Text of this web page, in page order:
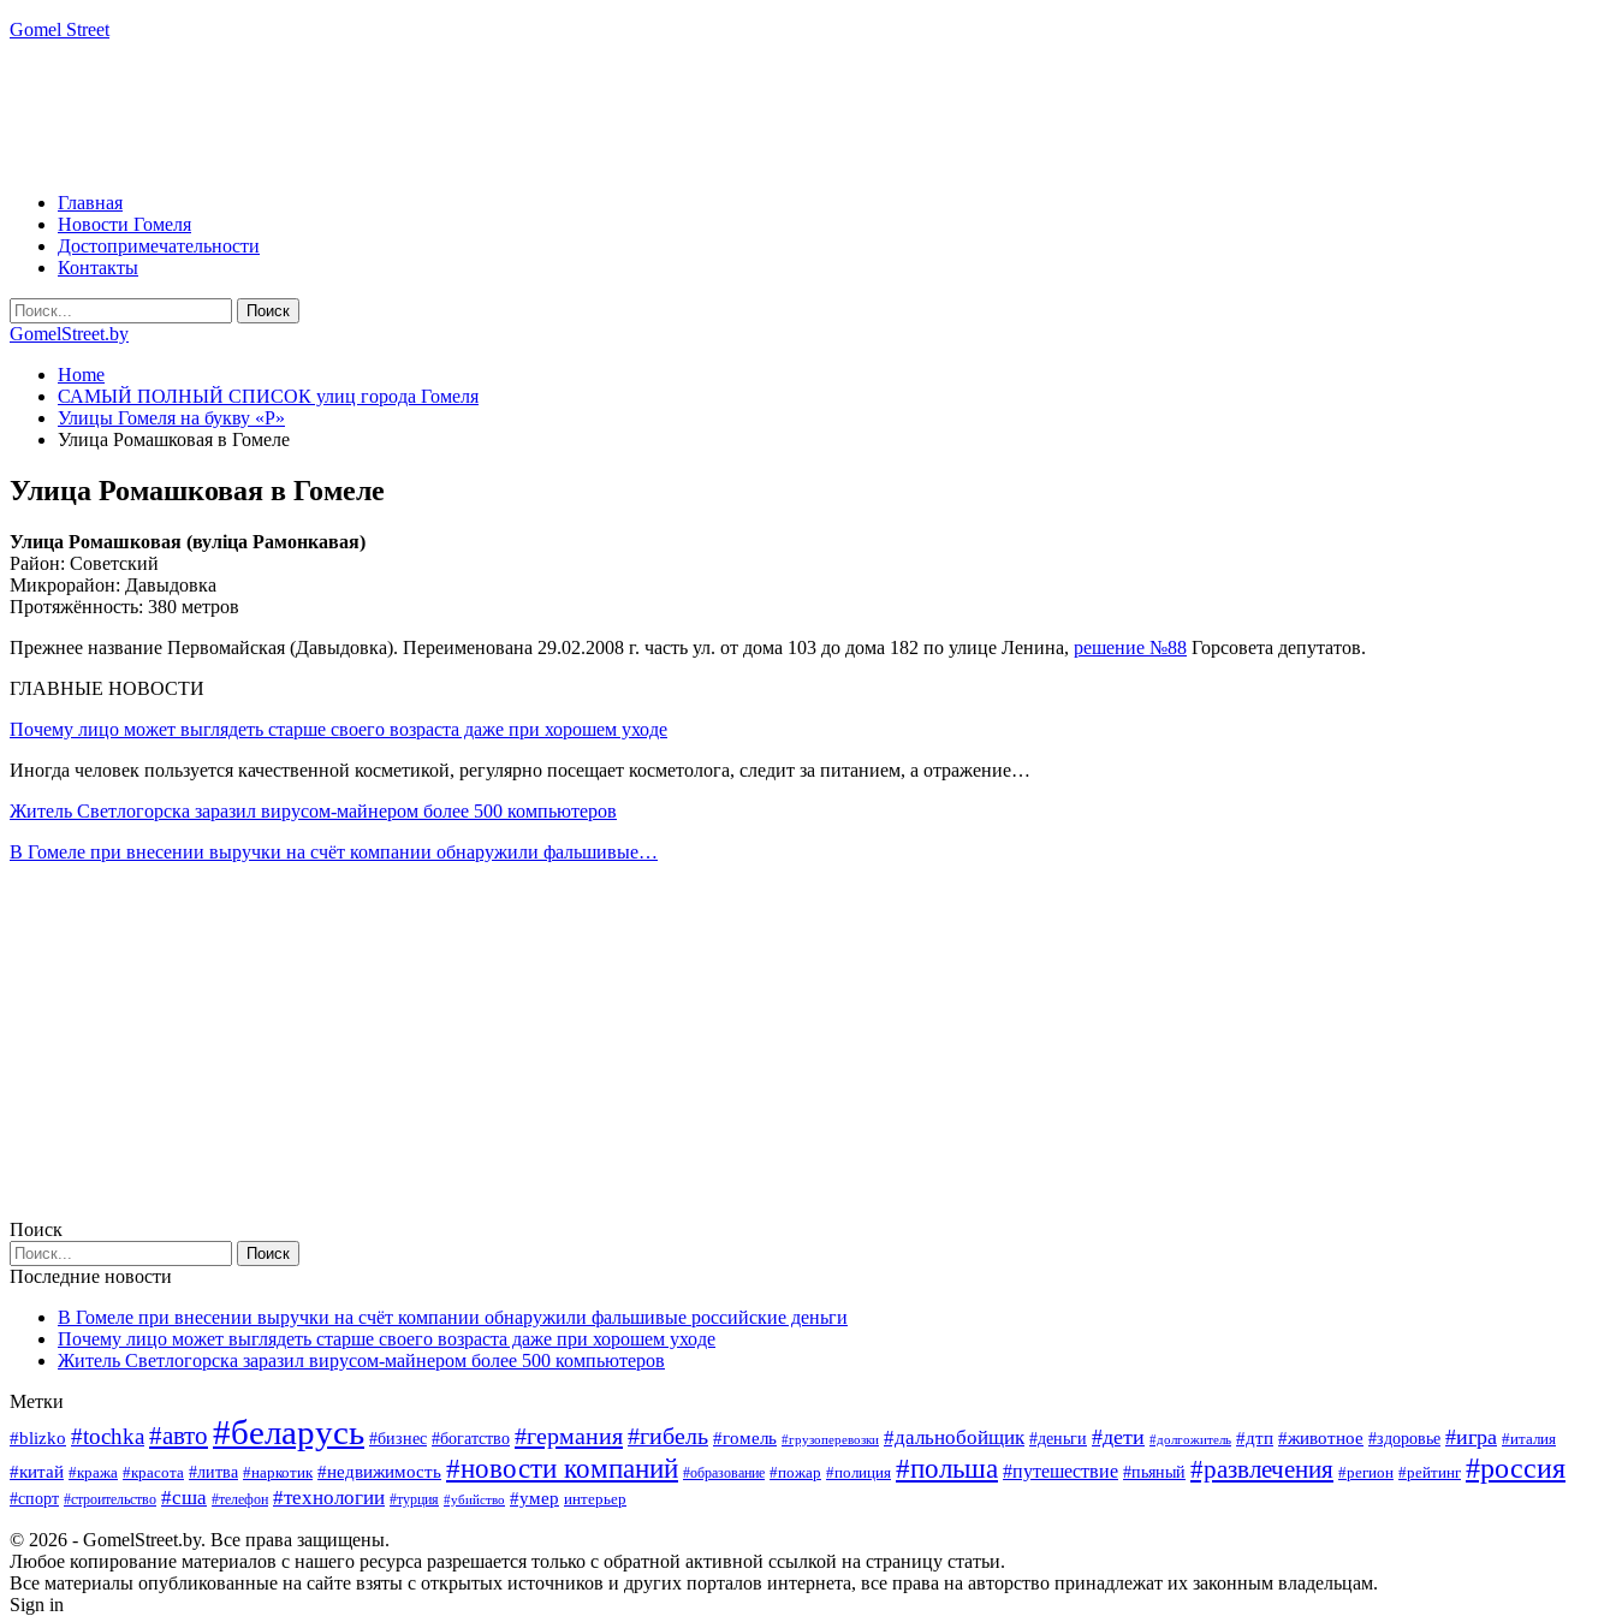
Gomel Street
Главная
Новости Гомеля
Достопримечательности
Контакты
GomelStreet.by
Home
САМЫЙ ПОЛНЫЙ СПИСОК улиц города Гомеля
Улицы Гомеля на букву «Р»
Улица Ромашковая в Гомеле
Улица Ромашковая в Гомеле
Улица Ромашковая (вулiца Рамонкавая)
Район: Советский
Микрорайон: Давыдовка
Протяжённость: 380 метров
Прежнее название Первомайская (Давыдовка). Переименована 29.02.2008 г. часть ул. от дома 103 до дома 182 по улице Ленина, решение №88 Горсовета депутатов.
ГЛАВНЫЕ НОВОСТИ
Почему лицо может выглядеть старше своего возраста даже при хорошем уходе
Иногда человек пользуется качественной косметикой, регулярно посещает косметолога, следит за питанием, а отражение…
Житель Светлогорска заразил вирусом-майнером более 500 компьютеров
В Гомеле при внесении выручки на счёт компании обнаружили фальшивые…
Поиск
Последние новости
В Гомеле при внесении выручки на счёт компании обнаружили фальшивые российские деньги
Почему лицо может выглядеть старше своего возраста даже при хорошем уходе
Житель Светлогорска заразил вирусом-майнером более 500 компьютеров
Метки
#blizko #tochka#авто #беларусь #бизнес #богатство #германия#гибель #гомель #грузоперевозки #дальнобойщик #деньги #дети #долгожитель #дтп #животное #здоровье #игра #италия
#китай #кража #красота #литва #наркотик #недвижимость #новости компаний #образование #пожар #полиция #польша #путешествие #пьяный #развлечения #регион #рейтинг #россия
#спорт #строительство #сша #телефон #технологии #турция #убийство #умер интерьер
© 2026 - GomelStreet.by. Все права защищены.
Любое копирование материалов с нашего ресурса разрешается только с обратной активной ссылкой на страницу статьи.
Все материалы опубликованные на сайте взяты с открытых источников и других порталов интернета, все права на авторство принадлежат их законным владельцам.
Sign in